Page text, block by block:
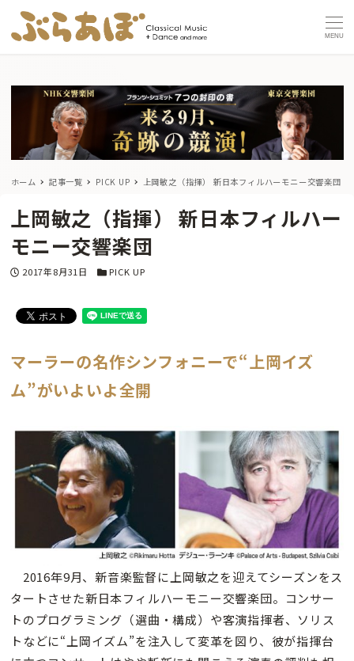
MENU
ホーム 記事一覧 PICK UP 上岡敏之（指揮） 新日本フィルハーモニー交響楽団
上岡敏之（指揮） 新日本フィルハー
モニー交響楽団
投稿日
2017年8月31日 カテゴリー
PICK UP
マーラーの名作シンフォニーで“上岡イズ
ム”がいよいよ全開
2016年9月、新音楽監督に上岡敏之を迎えてシーズンをス
タートさせた新日本フィルハーモニー交響楽団。コンサー
トのプログラミング（選曲・構成）や客演指揮者、ソリス
トなどに“上岡イズム”を注入して変革を図り、彼が指揮台